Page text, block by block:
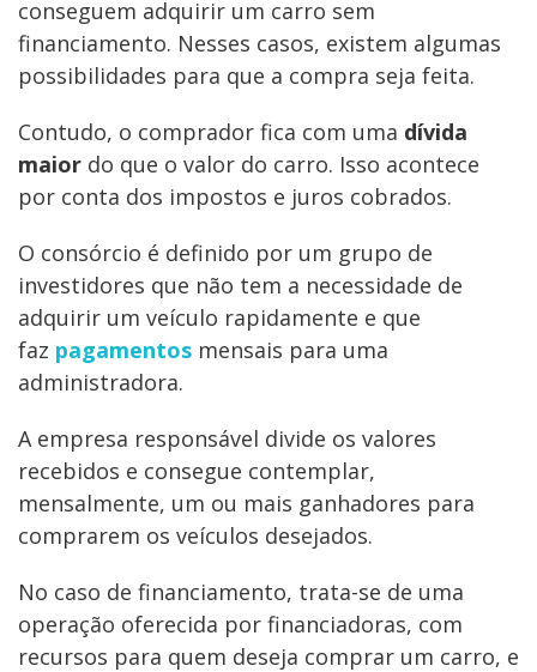
conseguem adquirir um carro sem
financiamento. Nesses casos, existem algumas
possibilidades para que a compra seja feita.
Contudo, o comprador fica com uma dívida
maior do que o valor do carro. Isso acontece
por conta dos impostos e juros cobrados.
O consórcio é definido por um grupo de
investidores que não tem a necessidade de
adquirir um veículo rapidamente e que
faz pagamentos mensais para uma
administradora.
A empresa responsável divide os valores
recebidos e consegue contemplar,
mensalmente, um ou mais ganhadores para
comprarem os veículos desejados.
No caso de financiamento, trata-se de uma
operação oferecida por financiadoras, com
recursos para quem deseja comprar um carro, e